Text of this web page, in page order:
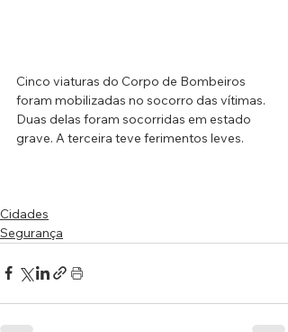
Cinco viaturas do Corpo de Bombeiros
foram mobilizadas no socorro das vítimas.
Duas delas foram socorridas em estado
grave. A terceira teve ferimentos leves.
Cidades
Segurança